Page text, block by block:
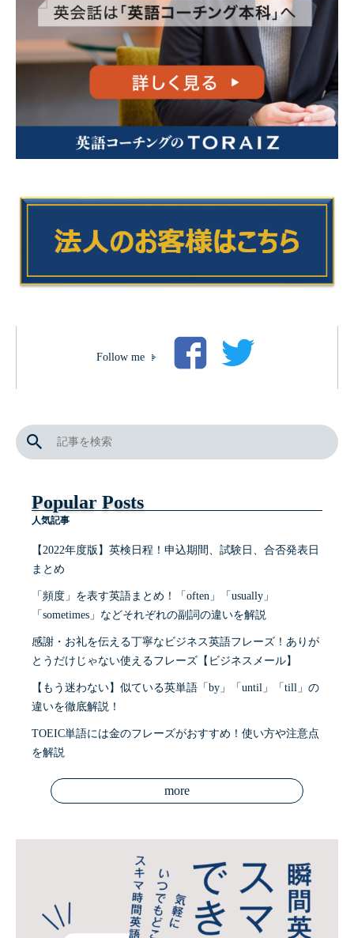
Follow me
Popular Posts
人気記事
【2022年度版】英検日程！申込期間、試験日、合否発表日
まとめ
「頻度」を表す英語まとめ！「often」「usually」
「sometimes」などそれぞれの副詞の違いを解説
感謝・お礼を伝える丁寧なビジネス英語フレーズ！ありが
とうだけじゃない使えるフレーズ【ビジネスメール】
【もう迷わない】似ている英単語「by」「until」「till」の
違いを徹底解説！
TOEIC単語には金のフレーズがおすすめ！使い方や注意点
を解説
more